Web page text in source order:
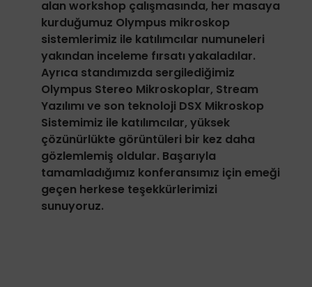
alan workshop çalışmasında, her masaya
kurduğumuz Olympus mikroskop
sistemlerimiz ile katılımcılar numuneleri
yakından inceleme fırsatı yakaladılar.
Ayrıca standımızda sergilediğimiz
Olympus Stereo Mikroskoplar, Stream
Yazılımı ve son teknoloji DSX Mikroskop
Sistemimiz ile katılımcılar, yüksek
çözünürlükte görüntüleri bir kez daha
gözlemlemiş oldular. Başarıyla
tamamladığımız konferansımız için emeği
geçen herkese teşekkürlerimizi
sunuyoruz.